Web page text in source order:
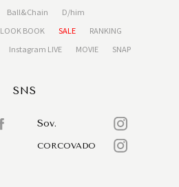
Ball&Chain
D/him
LOOK BOOK SALE
RANKING
Instagram LIVE MOVIE SNAP
SNS
Sov.
CORCOVADO